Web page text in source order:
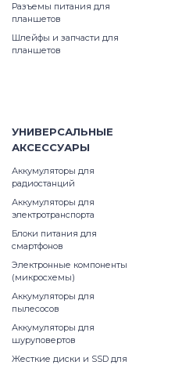
Разъемы питания для
планшетов
Шлейфы и запчасти для
планшетов
УНИВЕРСАЛЬНЫЕ
АКСЕССУАРЫ
Аккумуляторы для
радиостанций
Аккумуляторы для
электротранспорта
Блоки питания для
смартфонов
Электронные компоненты
(микросхемы)
Аккумуляторы для
пылесосов
Аккумуляторы для
шуруповертов
Жесткие диски и SSD для